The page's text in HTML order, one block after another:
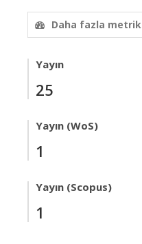
Daha fazla metrik
Yayın
25
Yayın (WoS)
1
Yayın (Scopus)
1